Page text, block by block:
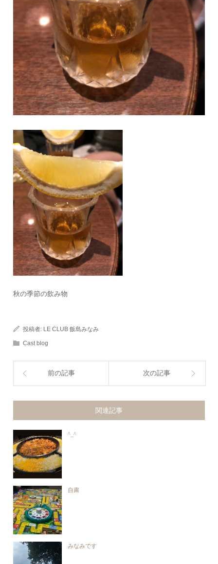
秋の季節の飲み物
投稿者: LE CLUB 飯島みなみ
Cast blog
前の記事 次の記事
関連記事
^_^
自粛
みなみです